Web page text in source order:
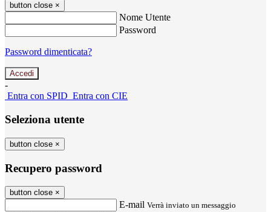
button close ×
Nome Utente
Password
Password dimenticata?
-
Entra con SPID Entra con CIE
Seleziona utente
button close ×
Recupero password
button close ×
E-mail Verrà inviato un messaggio